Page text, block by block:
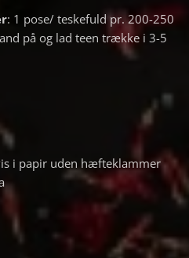
: 1 pose/ teskefuld pr. 200-250
på og lad teen trække i 3-5
i papir uden hæfteklammer